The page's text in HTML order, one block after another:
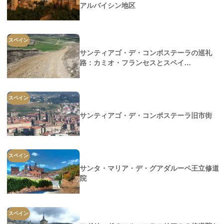
アルバイシン地区
スペイン
サンティアゴ・デ・コンポステーラの巡礼
路：カミオ・フランセスとスペイ…
スペイン
サンティアゴ・デ・コンポステーラ旧市街
スペイン
サンタ・マリア・デ・グアダルーペ王立修道
院
スペイン